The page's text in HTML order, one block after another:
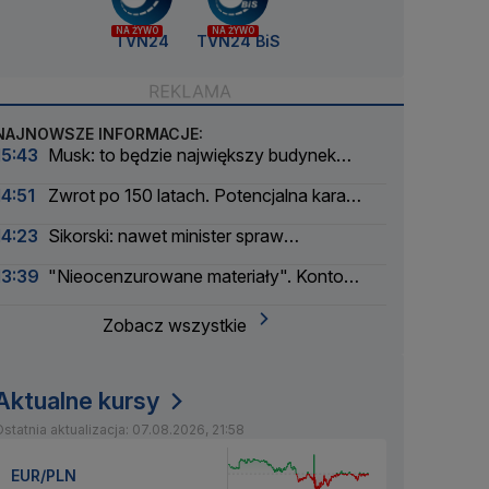
NA ŻYWO
TVN24
NA ŻYWO
TVN24 BiS
INFORMACJE:
Musk: to będzie największy budynek
Zwrot po 150 latach. Potencjalna kara
Sikorski: nawet minister spraw
"Nieocenzurowane materiały". Konto
Zobacz wszystkie
kursy
aktualizacja: 07.08.2026, 21:58
EUR/PLN